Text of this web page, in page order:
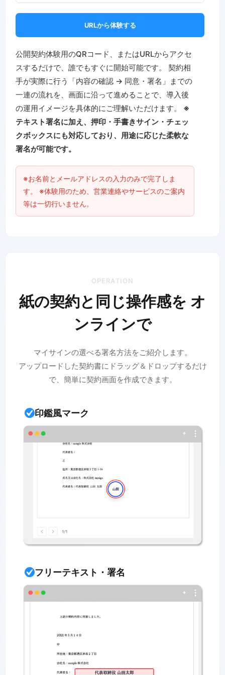
URLから体験する
公開契約体験用のQRコード、またはURLからアクセ
スするだけで、誰でもすぐに開始可能です。 契約相
手が実際に行う「内容の確認 → 同意・署名」までの
一連の流れを、画面に沿って進めることで、導入後
の運用イメージを具体的にご理解いただけます。 ※
テキスト署名に加え、押印・手書きサイン・チェッ
クボックスにも対応しており、用途に応じた柔軟な
署名が可能です。
※お名前とメールアドレスの入力のみで完了しま
す。 ※体験用のため、営業連絡やサービスのご案内
等は一切行いません。
OPERATION
紙の契約と同じ操作感を オ
ンラインで
マイサインの選べる署名方法をご紹介します。
アップロードした契約書にドラッグ＆ドロップするだけ
で、簡単に契約画面を作成できます。
印鑑風マーク
フリーテキスト・署名